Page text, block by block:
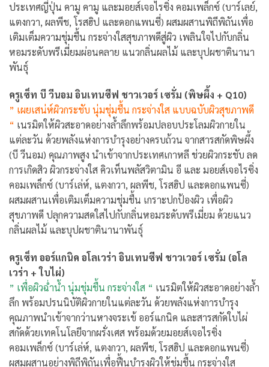
ประเทศญี่ปุ่น คามู คามู และมอยส์เจอไรซิ่ง คอมเพล็กซ์ (บาร์เลย์,
แตงกวา, ผลพีช, โรสฮิป และดอกแพนซี่) ผสมผสานพิถีพิถันเพื่อ
เติมเต็มความชุ่มชื้น กระจ่างใสสุขภาพดีสู่ผิว เพลินใจไปกับกลิ่น
หอมระดับพรีเมี่ยมผ่อนคลาย แนวกลิ่นผลไม้ และบุปผชาตินานา
พันธุ์
ครูเซ็ท บี วีนอม อินเทนซีฟ ชาวเวอร์ เซรั่ม (พิษผึ้ง + Q10)
” เผยเสน่ห์ผิวกระชับ นุ่มชุ่มชื้น กระจ่างใส แบบฉบับผิวสุขภาพดี
“ เนรมิตให้ผิวสะอาดอย่างล้ำลึกพร้อมปลอบประโลมผิวกายใน
แต่ละวัน ด้วยพลังแห่งการบำรุงอย่างครบถ้วน จากสารสกัดพิษผึ้ง
(บี วีนอม) คุณภาพสูง นำเข้าจากประเทศเกาหลี ช่วยผิวกระชับ ลด
การเกิดสิว ผิวกระจ่างใส คิวเท็นพลัสวิตามิน อี และ มอยส์เจอไรซิ่ง
คอมเพล็กซ์ (บาร์เล่ห์, แตงกวา, ผลพีช, โรสฮิป และดอกแพนซี่)
ผสมผสานเพื่อเติมเต็มความชุ่มชื้น เกราะปกป้องผิว เพื่อผิว
สุขภาพดี ปลุกความสดใสไปกับกลิ่นหอมระดับพรีเมี่ยม ด้วยแนว
กลิ่นผลไม้ และบุปผชาตินานาพันธุ์
ครูเซ็ท ออร์แกนิค อโลเวร่า อินเทนซีฟ ชาวเวอร์ เซรั่ม (อโล
เวร่า + ใบไผ่)
” เพื่อผิวฉ่ำน้ำ นุ่มชุ่มชื้น กระจ่างใส “ เนรมิตให้ผิวสะอาดอย่างล้ำ
ลึก พร้อมปรนนิบัติผิวกายในแต่ละวัน ด้วยพลังแห่งการบำรุง
คุณภาพนำเข้าจากว่านหางจระเข้ ออร์แกนิค และสารสกัดใบไผ่
สกัดด้วยเทคโนโลยีจากผรั่งเศส พร้อมด้วยมอยส์เจอไรซิ่ง
คอมเพล็กซ์ (บาร์เล่ห์, แตงกวา, ผลพีช, โรสฮิป และดอกแพนซี่)
ผสมผสานอย่างพิถีพิถันเพื่อฟื้นบำรุงผิวให้ชุ่มชื้น กระจ่างใส